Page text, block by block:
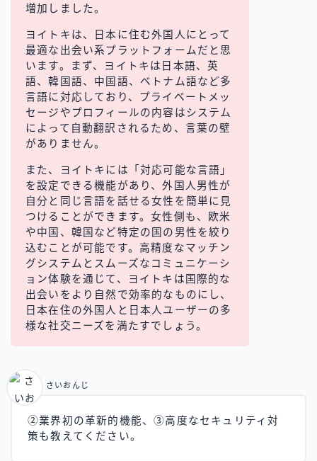
増加しました。
ヨイトキは、日本に住む外国人にとって
最適な出会い系プラットフォームだと思
います。まず、ヨイトキは日本語、英
語、韓国語、中国語、ベトナム語など多
言語に対応しており、プライベートメッ
セージやプロフィールの内容はシステム
によって自動翻訳されるため、言葉の壁
がありません。
また、ヨイトキには「対応可能な言語」
を設定できる機能があり、外国人男性が
自分と同じ言語を話せる女性を簡単に見
つけることができます。女性側も、欧米
や中国、韓国など特定の国の男性を絞り
込むことが可能です。高精度なマッチン
グシステムとスムーズなコミュニケーシ
ョン体験を通じて、ヨイトキは国際的な
出会いをより自然で効率的なものにし、
日本在住の外国人と日本人ユーザーの多
様な社交ニーズを満たすでしょう。
②業界初の革新的機能、③高度なセキュリティ対
策も教えてください。
さいおんじ